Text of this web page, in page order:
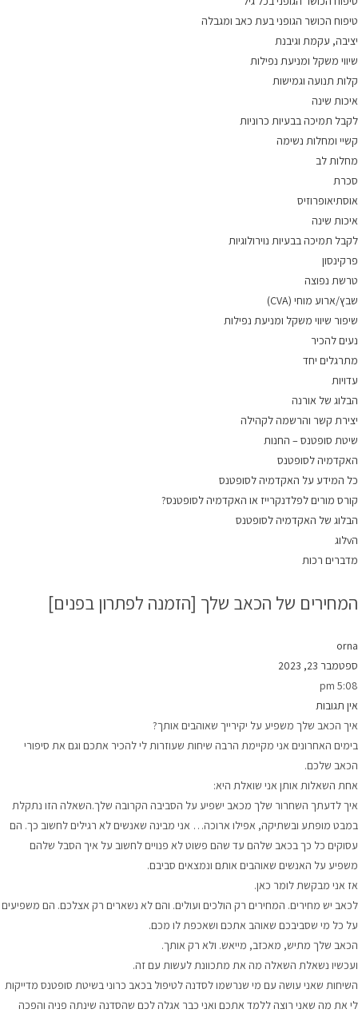
טיפוח הכושר הגופני בעת כאב ומגבלה
יציבה, עקמת וגיבנת
שיווי משקל ומניעת נפילות
קלות תנועה וגמישות
איכות שינה
לקבל תמיכה בבעיות כרוניות
קשיי ומחלות נשימה
מחלות לב
סכרת
אוסתיאופרוזיס
איכות שינה
לקבל תמיכה בבעיות נוירולוגיות
פרקינסון
טרשת נפוצה
שבץ/ארוע מוחי (CVA)
שיפור שיווי משקל ומניעת נפילות
נעים להכיר
מתרגלים יחד
עדויות
הבלוג של אורנה
יצירת קשר והרשמה לקהילה
שיטת סופטנס – החנות
האקדמיה לסופטנס
כל המידע על האקדמיה לסופטנס
קורס מורים לפלדנקרייז או האקדמיה לסופטנס?
הבלוג של האקדמיה לסופטנס
הvלוג
מדברים רכות
המחירים של הכאב שלך [הזמנה לפתרון בפנים]
orna
ספטמבר 23, 2023
5:08 pm
אין תגובות
איך הכאב שלך משפיע על יקירייך שאוהבים אותך?
בימים האחרונים אני מקיימת הרבה שיחות שעוזרות לי להכיר אתכם וגם את סיפורי
הכאב שלכם.
אחת השאלות אותן אני שואלת היא:
איך לדעתך השחרור שלך מכאב ישפיע על הסביבה הקרובה שלך.השאלה הזו נתקלת
במבט מופתע ובשתיקה, אפילו ארוכה… אני מבינה שאנשים לא רגילים לחשוב כך. הם
עסוקים כל כך בכאב שלהם עד שהם פשוט לא פנויים לחשוב על איך הסבל שלהם
משפיע על האנשים שאוהבים אותם ונמצאים סביבם.
אז אני מבקשת לומר כאן.
לכאב יש מחירים. המחירים רק הולכים ועולים. והם לא נשארים רק אצלכם. הם משפיעים
על כל מי שסביבכם שאוהב אתכם ושאכפת לו מכם.
הכאב שלך מתיש, מאכזב, מייאש. ולא רק אותך.
ועכשיו נשאלת השאלה מה את מתכוונת לעשות עם זה.
השיחות שאני עושה עם מי שנרשמו לסדנה לטיפול בכאב כרוני בשיטת סופטנס מדייקות
לי את מה שאני רוצה ללמד אתכם ואני כבר אגלה לכם שהסדנה שינתה פניה והפכה